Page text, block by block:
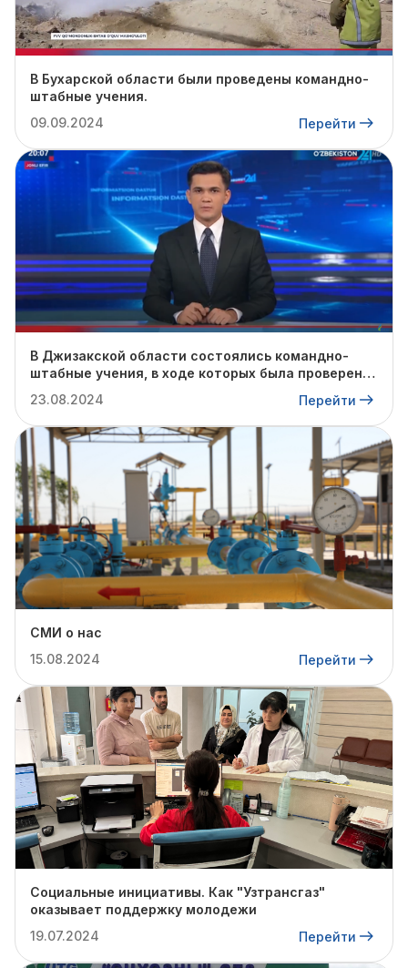
В Бухарской области были проведены командно-
штабные учения.
09.09.2024
Перейти
В Джизакской области состоялись командно-
штабные учения, в ходе которых была проверена
осенне-зимнему сезону.
23.08.2024 Перейти
СМИ о нас
15.08.2024
Перейти
Социальные инициативы. Как "Узтрансгаз"
оказывает поддержку молодежи
19.07.2024
Перейти